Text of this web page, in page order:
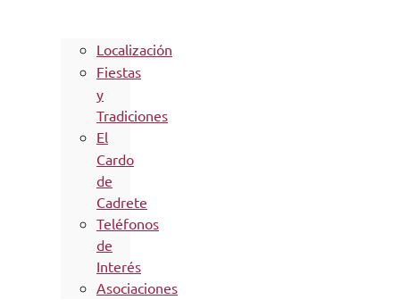
Localización
Fiestas
y
Tradiciones
El
Cardo
de
Cadrete
Teléfonos
de
Interés
Asociaciones